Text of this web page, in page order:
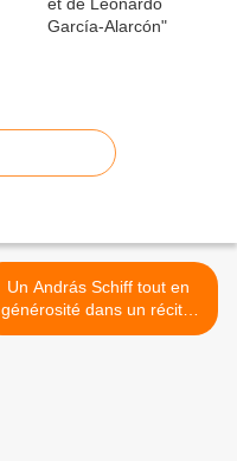
Un András Schiff tout en
générosité dans un récital
germanique à la